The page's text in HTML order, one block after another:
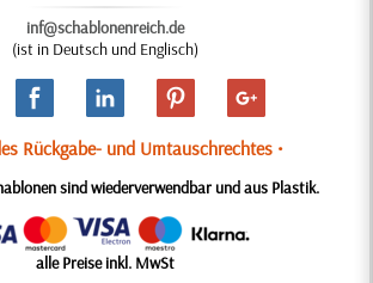
inf@schablonenreich.de
(ist in Deutsch und Englisch)
Rückgabe- und Umtauschrechtes •
sind wiederverwendbar und aus Plastik.
alle Preise inkl. MwSt